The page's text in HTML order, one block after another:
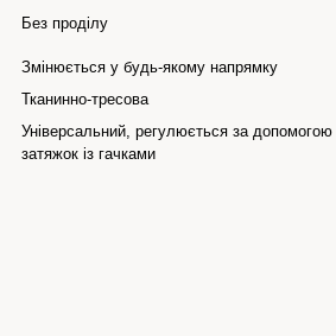
Без проділу
Змінюється у будь-якому напрямку
Тканинно-тресова
Універсальний, регулюється за допомогою
затяжок із гачками